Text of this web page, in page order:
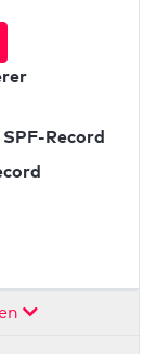
Record